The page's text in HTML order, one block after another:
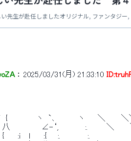
先生が赴任しましたオリジナル, ファンタジー,
： 2025/03/31(月) 21:33:10
ヽ　`､　 　 　 ヽ　　 ＼　 　
　 　 　 　 ∠-‘,　　　 　 :.　　　 ＼　
:{　　:.　　　　　:.　　　　　　　　